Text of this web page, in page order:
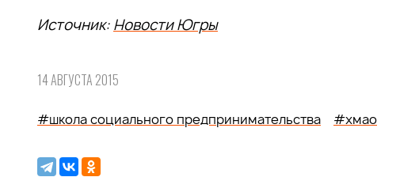
Источник: Новости Югры
14 АВГУСТА 2015
#школа социального предпринимательства #хмао